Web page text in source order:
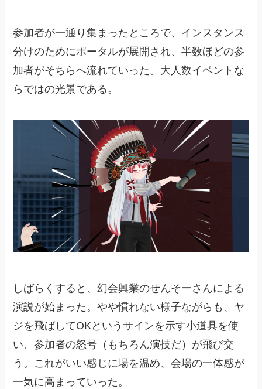
参加者が一通り集まったところで、インスタンス
分けのためにポータルが展開され、半数ほどの参
加者がそちらへ流れていった。大人数イベントな
らではの光景である。
しばらくすると、幻会興業のせんそーさんによる
演説が始まった。やや慣れない様子ながらも、ヤ
ジを飛ばしてOKというサインを示す小道具を使
い、参加者の怒号（もちろん演技だ）が飛び交
う。これがいい感じに場を温め、会場の一体感が
一気に高まっていった。